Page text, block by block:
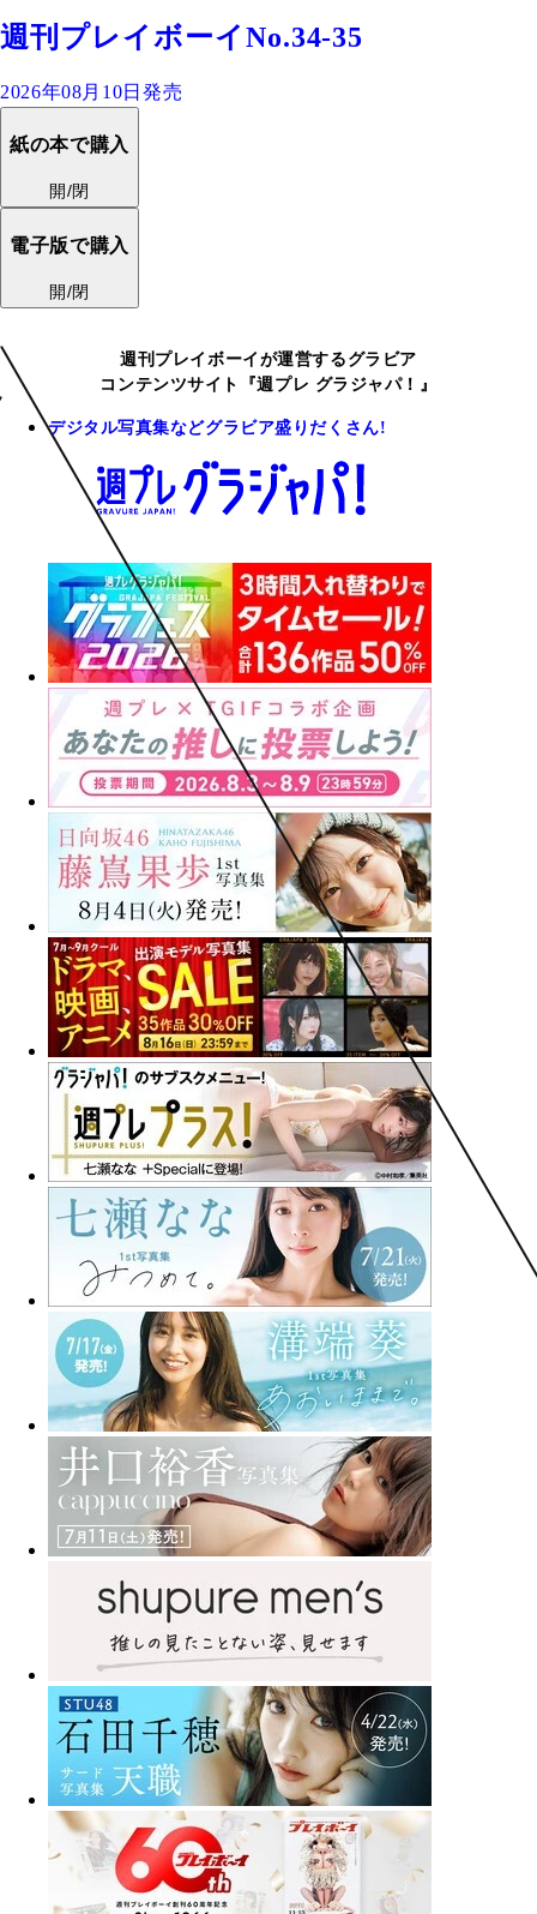
週刊プレイボーイNo.34-35
2026年08月10日発売
紙の本で購入
開/閉
電子版で購入
開/閉
週刊プレイボーイが運営するグラビア
コンテンツサイト『週プレ グラジャパ！』
デジタル写真集などグラビア盛りだくさん!